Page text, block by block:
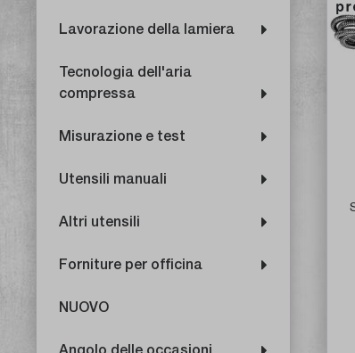
Lavorazione della lamiera
Tecnologia dell'aria
compressa
Misurazione e test
Utensili manuali
Altri utensili
Forniture per officina
NUOVO
Angolo delle occasioni